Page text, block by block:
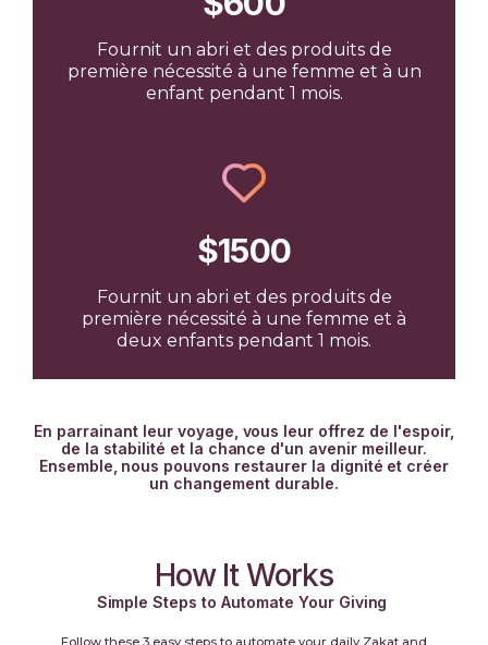
Fournit un abri et des produits de
première nécessité à une femme et à un
enfant pendant 1 mois.
$1500
Fournit un abri et des produits de
première nécessité à une femme et à
deux enfants pendant 1 mois.
En parrainant leur voyage, vous leur offrez de l'espoir,
de la stabilité et la chance d'un avenir meilleur.
Ensemble, nous pouvons restaurer la dignité et créer
un changement durable.
How It Works
Simple Steps to Automate Your Giving